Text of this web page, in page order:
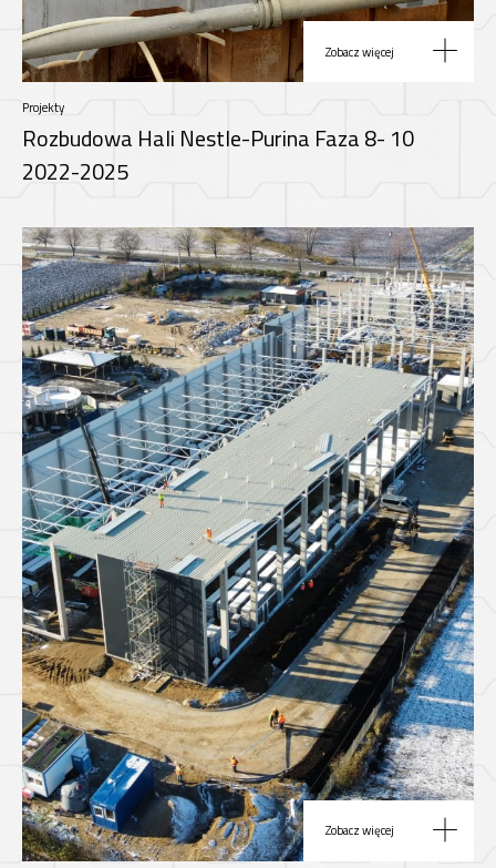
Zobacz więcej
Projekty
Rozbudowa Hali Nestle-Purina Faza 8- 10
2022-2025
Zobacz więcej